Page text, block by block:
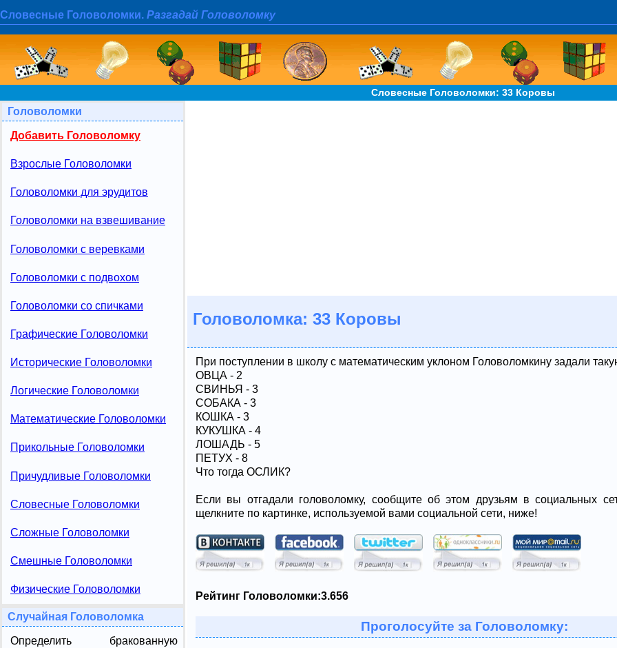
Словесные Головоломки. Разгадай Головоломку
Словесные Головоломки: 33 Коровы
Головоломки
Добавить Головоломку
Взрослые Головоломки
Головоломки для эрудитов
Головоломки на взвешивание
Головоломки с веревками
Головоломки с подвохом
Головоломки со спичками
Графические Головоломки
Исторические Головоломки
Логические Головоломки
Математические Головоломки
Прикольные Головоломки
Причудливые Головоломки
Словесные Головоломки
Сложные Головоломки
Смешные Головоломки
Физические Головоломки
Случайная Головоломка
Определить бракованную
Головоломка: 33 Коровы
При поступлении в школу с математическим уклоном Головоломкину задали
ОВЦА - 2
СВИНЬЯ - 3
СОБАКА - 3
КОШКА - 3
КУКУШКА - 4
ЛОШАДЬ - 5
ПЕТУХ - 8
Что тогда ОСЛИК?
Если вы отгадали головоломку, сообщите об этом друзьям в социальных
щелкните по картинке, используемой вами социальной сети, ниже!
Рейтинг Головоломки:3.656
Проголосуйте за Головоломку: